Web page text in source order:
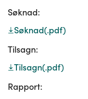
Søknad:
Søknad(.pdf)
Tilsagn:
Tilsagn(.pdf)
Rapport: